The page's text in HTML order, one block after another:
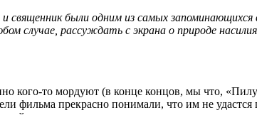
священник были одним из самых
случае, рассуждать с экрана о природе
кого-то мордуют (в конце концов, мы что,
фильма прекрасно понимали, что им не